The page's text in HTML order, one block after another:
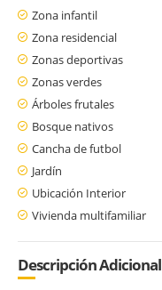
Zona infantil
Zona residencial
Zonas deportivas
Zonas verdes
Árboles frutales
Bosque nativos
Cancha de futbol
Jardín
Ubicación Interior
Vivienda multifamiliar
Descripción Adicional